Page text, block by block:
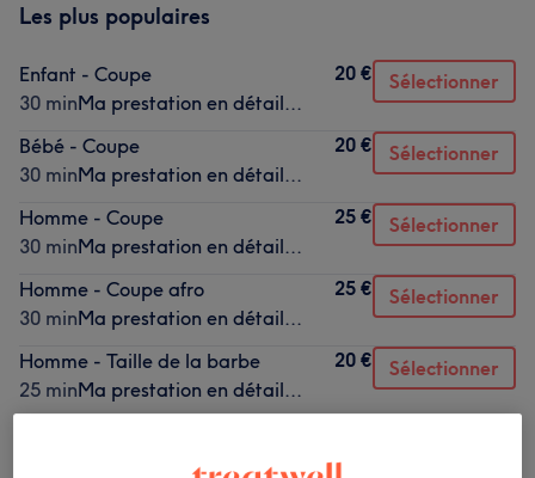
Les plus populaires
Enfant - Coupe
30 minMa prestation en détail...
20 € Sélectionner
Bébé - Coupe
30 minMa prestation en détail...
20 € Sélectionner
Homme - Coupe
30 minMa prestation en détail...
25 € Sélectionner
Homme - Coupe afro
30 minMa prestation en détail...
25 € Sélectionner
Homme - Taille de la barbe
25 minMa prestation en détail...
20 € Sélectionner
Recherchez dans notre liste de prestations